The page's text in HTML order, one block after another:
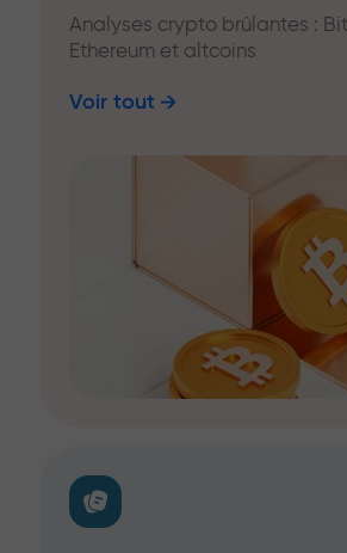
Analyses crypto brûlantes :
Ethereum et altcoins
Voir tout